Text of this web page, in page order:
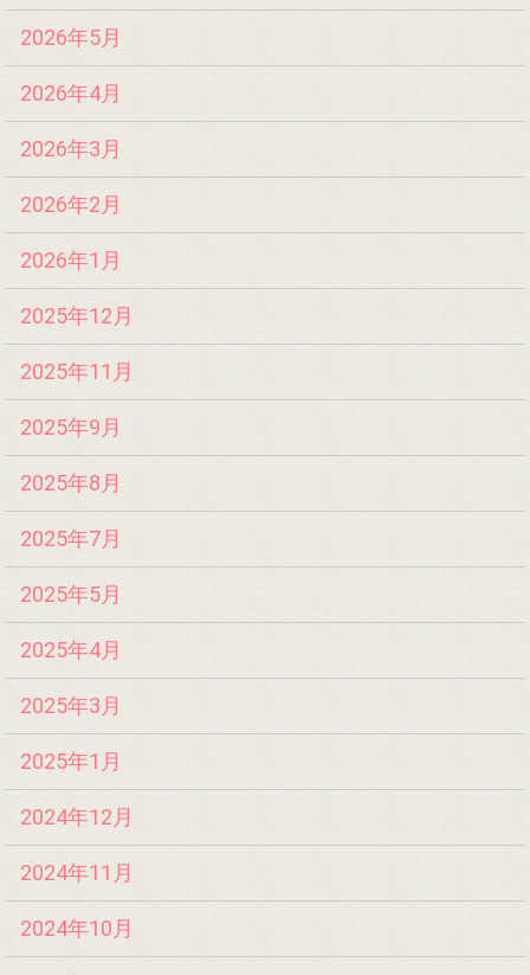
2026年5月
2026年4月
2026年3月
2026年2月
2026年1月
2025年12月
2025年11月
2025年9月
2025年8月
2025年7月
2025年5月
2025年4月
2025年3月
2025年1月
2024年12月
2024年11月
2024年10月